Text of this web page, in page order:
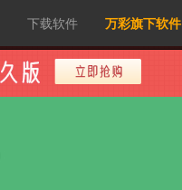
下载软件 万彩旗下软件